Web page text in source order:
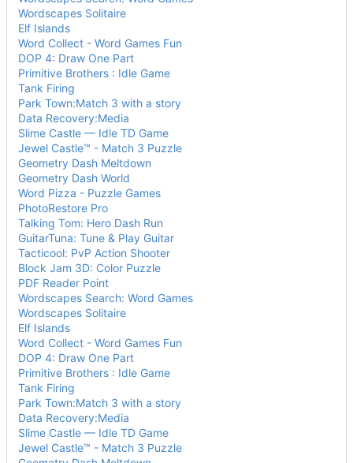
Wordscapes Solitaire
Elf Islands
Word Collect - Word Games Fun
DOP 4: Draw One Part
Primitive Brothers : Idle Game
Tank Firing
Park Town:Match 3 with a story
Data Recovery:Media
Slime Castle — Idle TD Game
Jewel Castle™ - Match 3 Puzzle
Geometry Dash Meltdown
Geometry Dash World
Word Pizza - Puzzle Games
PhotoRestore Pro
Talking Tom: Hero Dash Run
GuitarTuna: Tune & Play Guitar
Tacticool: PvP Action Shooter
Block Jam 3D: Color Puzzle
PDF Reader Point
Wordscapes Search: Word Games
Wordscapes Solitaire
Elf Islands
Word Collect - Word Games Fun
DOP 4: Draw One Part
Primitive Brothers : Idle Game
Tank Firing
Park Town:Match 3 with a story
Data Recovery:Media
Slime Castle — Idle TD Game
Jewel Castle™ - Match 3 Puzzle